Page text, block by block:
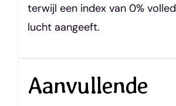
terwijl een index van 0%
lucht aangeeft.
Aanvullende